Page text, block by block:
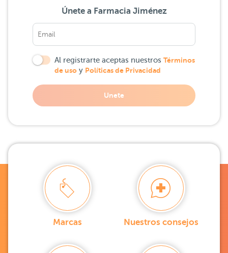
Únete a Farmacia Jiménez
Al registrarte aceptas nuestros Términos
de uso y Políticas de Privacidad
Unete
Marcas Nuestros consejos